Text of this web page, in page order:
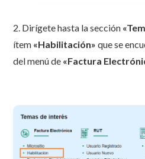
2. Dirígete hasta la sección
ítem «Habilitación» que se
del menú de «Factura